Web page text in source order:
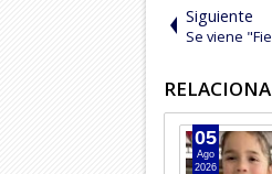
Siguiente
Se viene
05
Ago
2026